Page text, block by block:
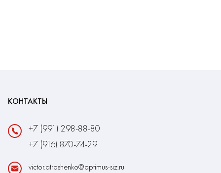
КОНТАКТЫ
+7 (991) 298-88-80
+7 (916) 870-74-29
victor.atroshenko@optimus-siz.ru